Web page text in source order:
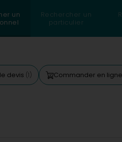
un
Rechercher un
particulier
devis (1) Commander en ligne